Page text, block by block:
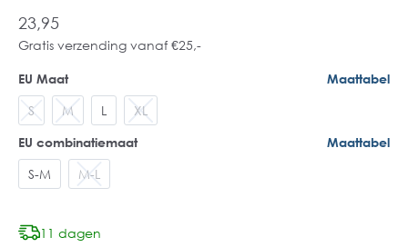
23,95
Gratis verzending vanaf €25,-
EU Maat Maattabel
S M L XL
EU combinatiemaat Maattabel
S-M M-L
11 dagen